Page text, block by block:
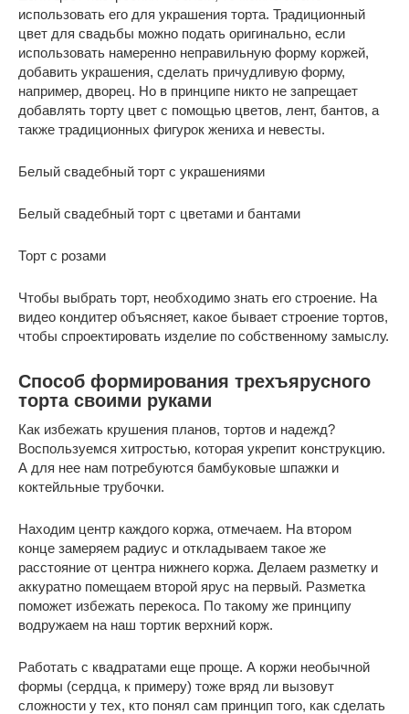
использовать его для украшения торта. Традиционный
цвет для свадьбы можно подать оригинально, если
использовать намеренно неправильную форму коржей,
добавить украшения, сделать причудливую форму,
например, дворец. Но в принципе никто не запрещает
добавлять торту цвет с помощью цветов, лент, бантов, а
также традиционных фигурок жениха и невесты.
Белый свадебный торт с украшениями
Белый свадебный торт с цветами и бантами
Торт с розами
Чтобы выбрать торт, необходимо знать его строение. На
видео кондитер объясняет, какое бывает строение тортов,
чтобы спроектировать изделие по собственному замыслу.
Способ формирования трехъярусного
торта своими руками
Как избежать крушения планов, тортов и надежд?
Воспользуемся хитростью, которая укрепит конструкцию.
А для нее нам потребуются бамбуковые шпажки и
коктейльные трубочки.
Находим центр каждого коржа, отмечаем. На втором
конце замеряем радиус и откладываем такое же
расстояние от центра нижнего коржа. Делаем разметку и
аккуратно помещаем второй ярус на первый. Разметка
поможет избежать перекоса. По такому же принципу
водружаем на наш тортик верхний корж.
Работать с квадратами еще проще. А коржи необычной
формы (сердца, к примеру) тоже вряд ли вызовут
сложности у тех, кто понял сам принцип того, как сделать